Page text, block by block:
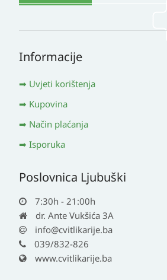
Informacije
Uvjeti korištenja
Kupovina
Način plaćanja
Isporuka
Poslovnica Ljubuški
7:30h - 21:00h
dr. Ante Vukšića 3A
info@cvitlikarije.ba
039/832-826
www.cvitlikarije.ba